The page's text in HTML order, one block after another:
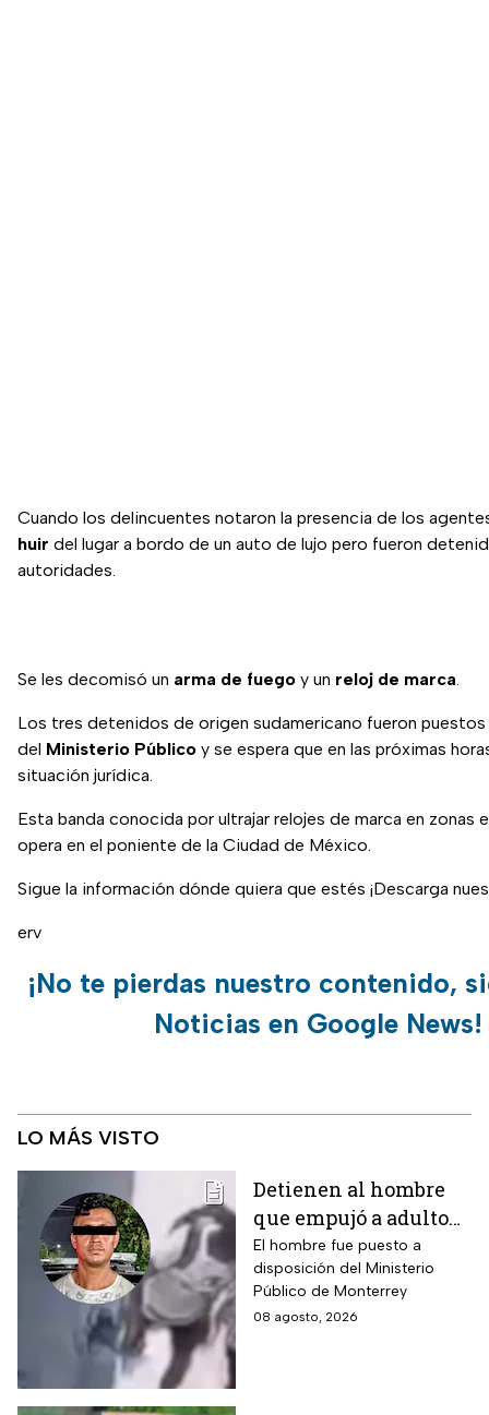
Cuando los delincuentes notaron la presencia de los
huir del lugar a bordo de un auto de lujo pero fueron
autoridades.
Se les decomisó un arma de fuego y un reloj de marca.
Los tres detenidos de origen sudamericano fueron
del Ministerio Público y se espera que en las próximas
situación jurídica.
Esta banda conocida por ultrajar relojes de marca en zonas
opera en el poniente de la Ciudad de México.
Sigue la información dónde quiera que estés ¡Descarga
erv
¡No te pierdas nuestro contenido,
Noticias en Google News!
LO MÁS VISTO
Detienen al hombre
que empujó a adulto
mayor frente a un
tráiler en Monterrey
El hombre fue puesto a
disposición del Ministerio
Público de Monterrey
08 agosto, 2026